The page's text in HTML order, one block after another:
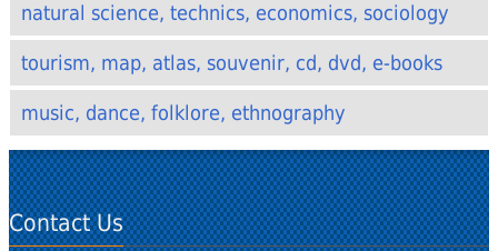
natural science, technics, economics, sociology
tourism, map, atlas, souvenir, cd, dvd, e-books
music, dance, folklore, ethnography
Contact Us